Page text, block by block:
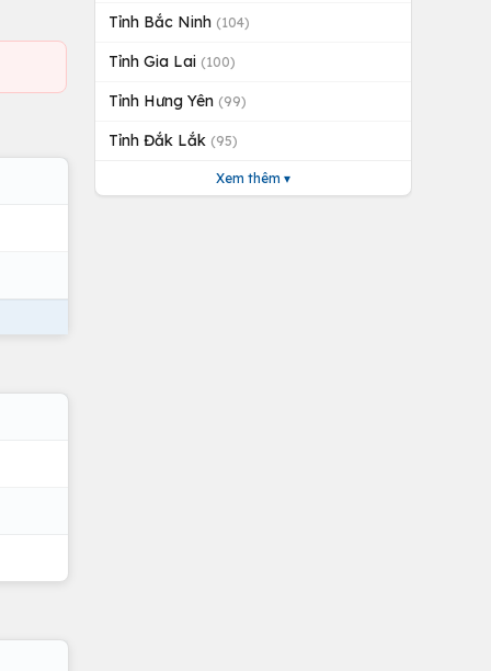
Tỉnh Bắc Ninh (104)
Tỉnh Gia Lai (100)
Tỉnh Hưng Yên (99)
Tỉnh Đắk Lắk (95)
Xem thêm ▾